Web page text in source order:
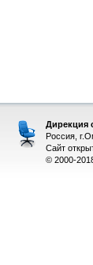
Дирекция
Россия,
Сайт
© 2000-